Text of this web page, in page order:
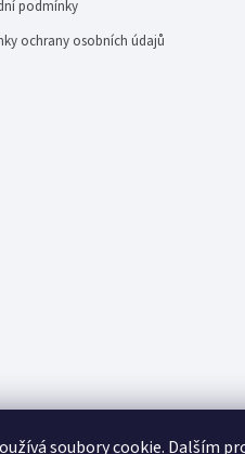
soubory cookie. Dalším
podmínky
ochrany osobních údajů